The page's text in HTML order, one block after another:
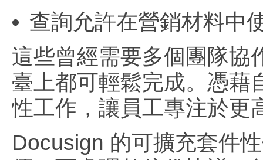
查詢允許在營銷材料中
這些曾經需要多個團隊協
臺上都可輕鬆完成。憑藉
性工作，讓員工專注於更
Docusign 的可擴充套件